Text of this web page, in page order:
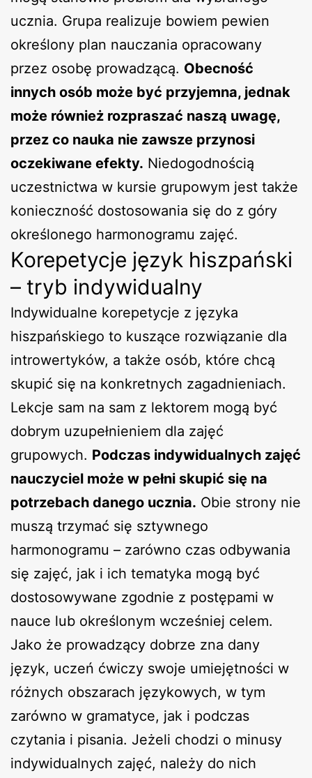
ucznia. Grupa realizuje bowiem pewien
określony plan nauczania opracowany
przez osobę prowadzącą. Obecność
innych osób może być przyjemna, jednak
może również rozpraszać naszą uwagę,
przez co nauka nie zawsze przynosi
oczekiwane efekty. Niedogodnością
uczestnictwa w kursie grupowym jest także
konieczność dostosowania się do z góry
określonego harmonogramu zajęć.
Korepetycje język hiszpański
– tryb indywidualny
Indywidualne korepetycje z języka
hiszpańskiego to kuszące rozwiązanie dla
introwertyków, a także osób, które chcą
skupić się na konkretnych zagadnieniach.
Lekcje sam na sam z lektorem mogą być
dobrym uzupełnieniem dla zajęć
grupowych. Podczas indywidualnych zajęć
nauczyciel może w pełni skupić się na
potrzebach danego ucznia. Obie strony nie
muszą trzymać się sztywnego
harmonogramu – zarówno czas odbywania
się zajęć, jak i ich tematyka mogą być
dostosowywane zgodnie z postępami w
nauce lub określonym wcześniej celem.
Jako że prowadzący dobrze zna dany
język, uczeń ćwiczy swoje umiejętności w
różnych obszarach językowych, w tym
zarówno w gramatyce, jak i podczas
czytania i pisania. Jeżeli chodzi o minusy
indywidualnych zajęć, należy do nich